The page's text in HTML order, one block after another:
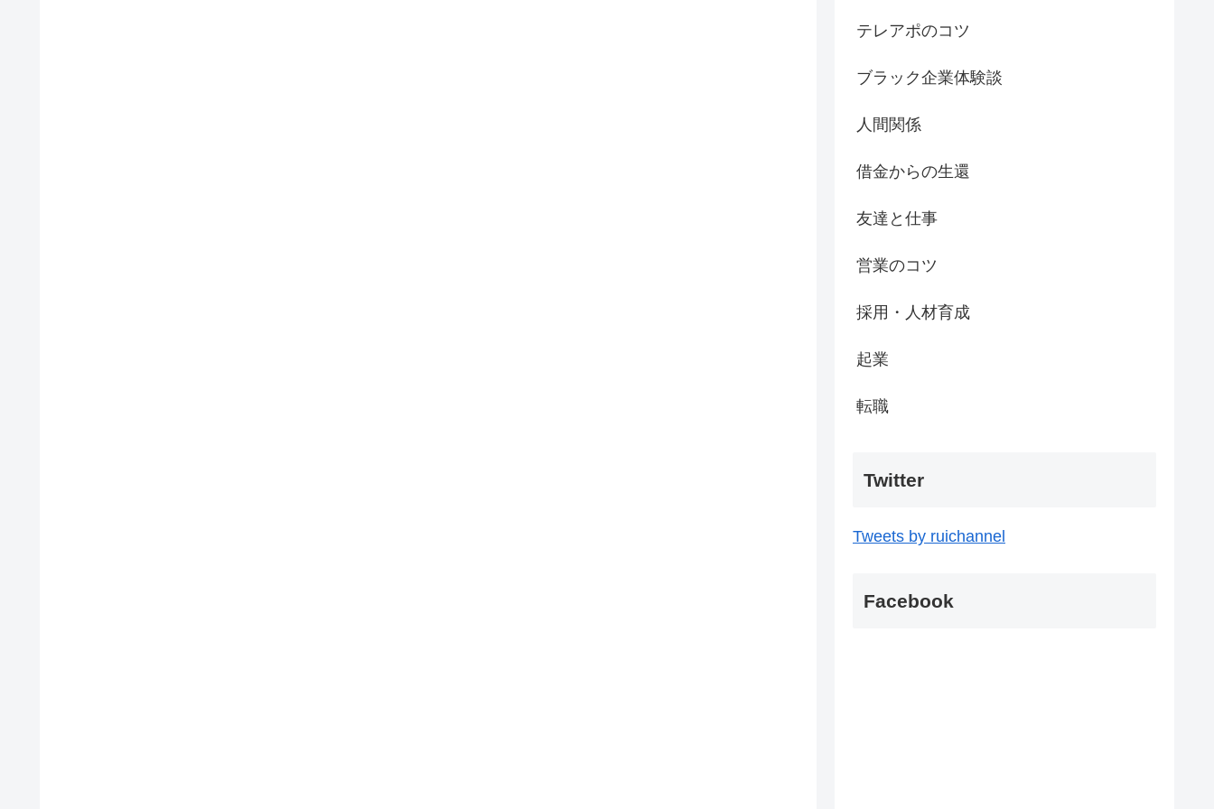
テレアポのコツ
ブラック企業体験談
人間関係
借金からの生還
友達と仕事
営業のコツ
採用・人材育成
起業
転職
Twitter
Tweets by ruichannel
Facebook